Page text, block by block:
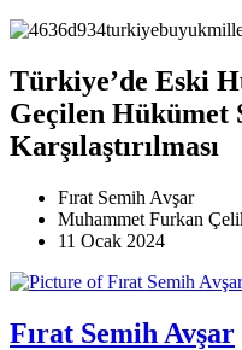
Türkiye’de Eski
Geçilen Hükümet
Karşılaştırılması
Fırat Semih Avşar
Muhammet Furkan
11 Ocak 2024
Fırat Semih Avşar